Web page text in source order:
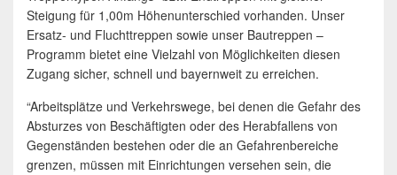
Steigung für 1,00m Höhenunterschied vorhanden. Unser
Ersatz- und Fluchttreppen sowie unser Bautreppen –
Programm bietet eine Vielzahl von Möglichkeiten diesen
Zugang sicher, schnell und bayernweit zu erreichen.
“Arbeitsplätze und Verkehrswege, bei denen die Gefahr des
Absturzes von Beschäftigten oder des Herabfallens von
Gegenständen bestehen oder die an Gefahrenbereiche
grenzen, müssen mit Einrichtungen versehen sein, die